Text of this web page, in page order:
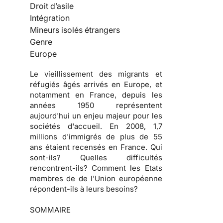
Droit d’asile
Intégration
Mineurs isolés étrangers
Genre
Europe
Le vieillissement des migrants et
réfugiés âgés arrivés en Europe, et
notamment en France, depuis les
années 1950 représentent
aujourd'hui un enjeu majeur pour les
sociétés d'accueil. En 2008, 1,7
millions d'immigrés de plus de 55
ans étaient recensés en France. Qui
sont-ils? Quelles difficultés
rencontrent-ils? Comment les Etats
membres de de l'Union européenne
répondent-ils à leurs besoins?
SOMMAIRE